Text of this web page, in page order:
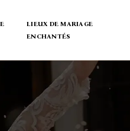
LIEUX DE MARIAGE
ENCHANTÉS